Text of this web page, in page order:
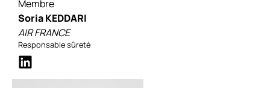
Membre
Soria KEDDARI
AIR FRANCE
Responsable sûreté